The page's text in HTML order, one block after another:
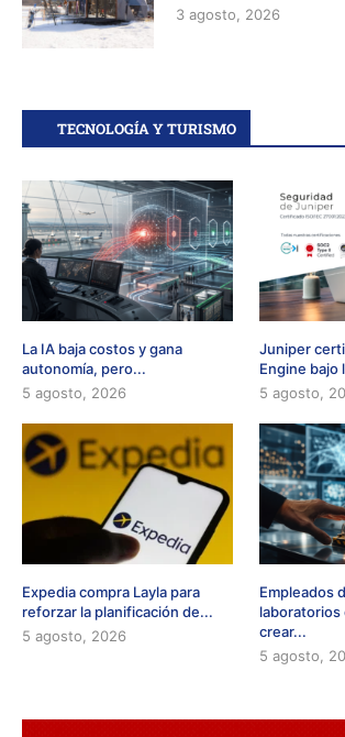
3 agosto, 2026
TECNOLOGÍA Y TURISMO
La IA baja costos y gana
autonomía, pero...
5 agosto, 2026
Juniper
Engine bajo
5 agosto,
Expedia compra Layla para
reforzar la planificación de...
5 agosto, 2026
Empleados
laboratorios
crear...
5 agosto,